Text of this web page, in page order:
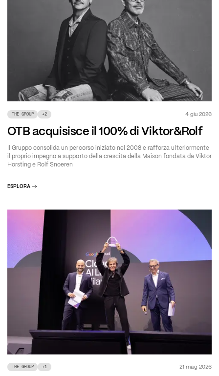
THE GROUP +2 4 giu 2026
OTB acquisisce il 100% di Viktor&Rolf
Il Gruppo consolida un percorso iniziato nel 2008 e rafforza ulteriormente
il proprio impegno a supporto della crescita della Maison fondata da Viktor
Horsting e Rolf Snoeren
ESPLORA
THE GROUP +1 21 mag 2026